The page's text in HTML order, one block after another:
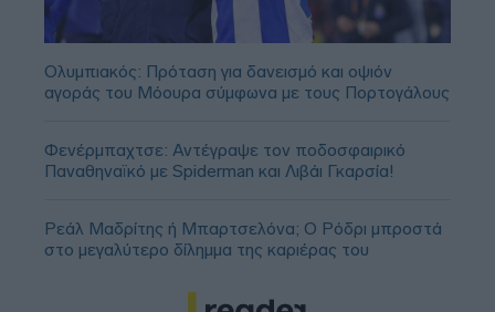
Ολυμπιακός: Πρόταση για δανεισμό και οψιόν
αγοράς του Μόουρα σύμφωνα με τους Πορτογάλους
Φενέρμπαχτσε: Αντέγραψε τον ποδοσφαιρικό
Παναθηναϊκό με Spiderman και Λιβάι Γκαρσία!
Ρεάλ Μαδρίτης ή Μπαρτσελόνα; Ο Ρόδρι μπροστά
στο μεγαλύτερο δίλημμα της καριέρας του